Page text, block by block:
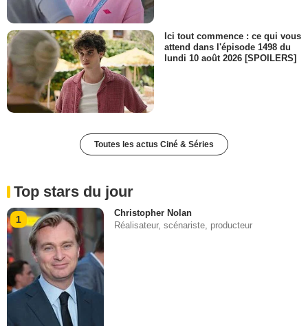
Ici tout commence : ce qui vous
attend dans l'épisode 1498 du
lundi 10 août 2026 [SPOILERS]
Toutes les actus Ciné & Séries
Top stars du jour
1
Christopher Nolan
Réalisateur, scénariste, producteur